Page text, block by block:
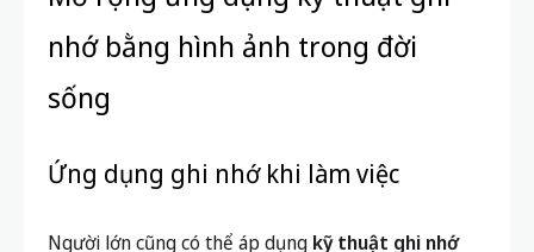
Ứng dụng ghi nhớ khi làm việc
bằng hình ảnh trong quản trị, tiếp thị, thuyết trình,
đồ quy trình giúp truyền đạt ý tưởng rõ ràng, súc